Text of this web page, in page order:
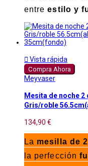
entreestilo y
 Vista rápida
Compra Ahora
Meyvaser
Mesita de noche
Gris/roble
134,90 €
La mesilla de
la perfección